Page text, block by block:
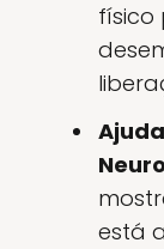
físico
está